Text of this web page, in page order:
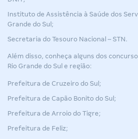
Instituto de Assistência à Saúde dos
Grande do Sul;
Secretaria do Tesouro Nacional – STN.
Além disso, conheça alguns dos
Rio Grande do Sul e região:
Prefeitura de Cruzeiro do Sul;
Prefeitura de Capão Bonito do Sul;
Prefeitura de Arroio do Tigre;
Prefeitura de Feliz;